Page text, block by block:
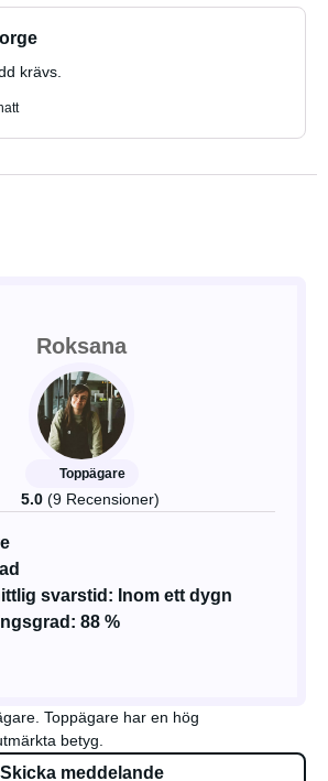
krävs.
Roksana
Toppägare
5.0 (9 Recensioner)
svarstid: Inom ett dygn
88 %
Toppägare har en hög
betyg.
Skicka meddelande